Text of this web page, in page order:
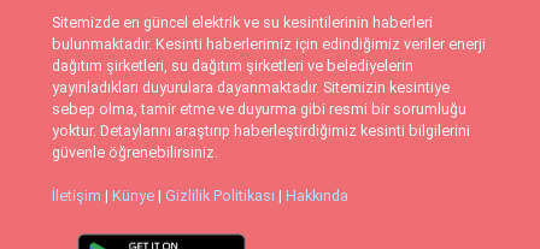
Sitemizde en güncel elektrik ve su kesintilerinin haberleri
bulunmaktadır. Kesinti haberlerimiz için edindiğimiz veriler enerji
dağıtım şirketleri, su dağıtım şirketleri ve belediyelerin
yayınladıkları duyurulara dayanmaktadır. Sitemizin kesintiye
sebep olma, tamir etme ve duyurma gibi resmi bir sorumluğu
yoktur. Detaylarını araştırıp haberleştirdiğimiz kesinti bilgilerini
güvenle öğrenebilirsiniz.
İletişim | Künye | Gizlilik Politikası | Hakkında